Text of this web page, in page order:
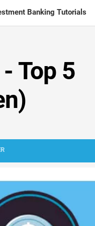
Banking Tutorials
Top 5